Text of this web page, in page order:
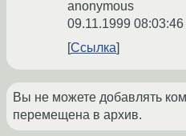
anonymous
09.11.1999
Ссылка
Вы не можете добавлять
перемещена в архив.